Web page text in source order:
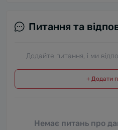
Питання та
Додайте питання, і ми
+ Додати
Немає питань про